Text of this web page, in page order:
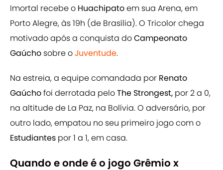
Imortal recebe o Huachipatoem sua Arena, em
Porto Alegre, às 19h (de Brasília). O Tricolor chega
motivado após a conquista doCampeonato
Gaúcho sobre oJuventude.
Na estreia, a equipe comandada por Renato
Gaúchofoi derrotada peloThe Strongest, por 2 a 0,
na altitude de La Paz, na Bolívia. O adversário, por
outro lado, empatou no seu primeiro jogo com o
Estudiantes por 1 a 1, em casa.
Quando e onde é o jogo Grêmio x